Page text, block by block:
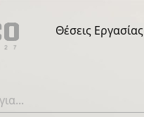
Θέσεις Εργασίας